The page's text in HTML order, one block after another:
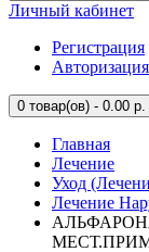
Личный кабинет
Регистрация
Авторизация
0 товар(ов) - 0.00 р.
Главная
Лечение
Уход
Лечение